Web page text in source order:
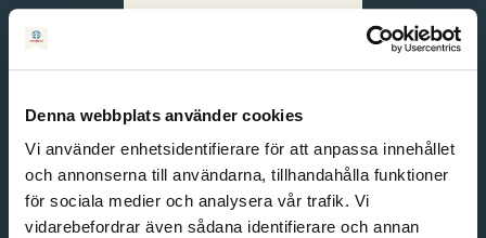
Denna webbplats använder cookies
Vi använder enhetsidentifierare för att anpassa innehållet
och annonserna till användarna, tillhandahålla funktioner
för sociala medier och analysera vår trafik. Vi
vidarebefordrar även sådana identifierare och annan
English
Svenska